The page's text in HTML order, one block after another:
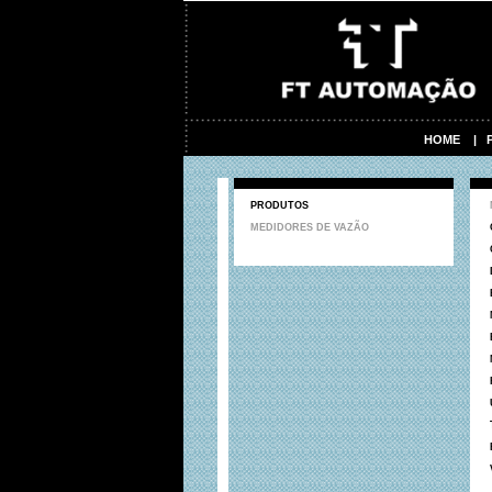
HOME |
PRODUTOS
MEDIDORES DE VAZÃO